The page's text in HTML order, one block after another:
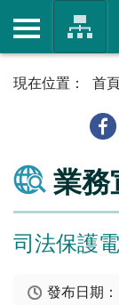
首
業務
司法保護
發布日期：